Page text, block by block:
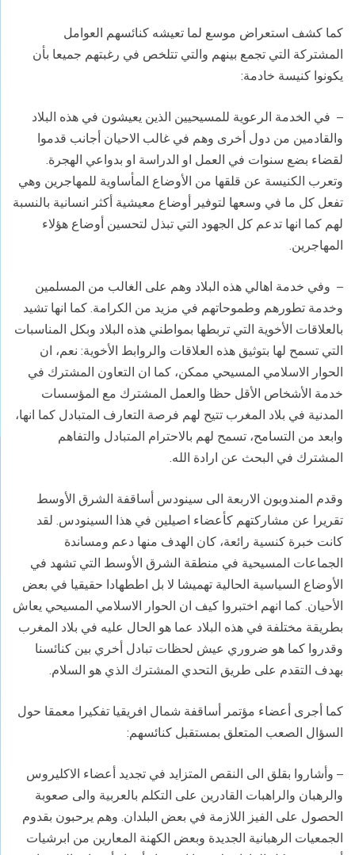
كما كشف استعراض موسع لما تعيشه كنائسهم العوامل
المشتركة التي تجمع بينهم والتي تتلخص في رغبتهم جميعا بأن
يكونوا كنيسة خادمة:
– في الخدمة الرعوية للمسيحيين الذين يعيشون في هذه البلاد
والقادمين من دول أخرى وهم في غالب الاحيان أجانب قدموا
لقضاء بضع سنوات في العمل او الدراسة او بدواعي الهجرة.
وتعرب الكنيسة عن قلقها من الأوضاع المأساوية للمهاجرين وهي
تفعل كل ما في وسعها لتوفير أوضاع معيشية أكثر انسانية بالنسبة
لهم كما انها تدعم كل الجهود التي تبذل لتحسين أوضاع هؤلاء
المهاجرين.
– وفي خدمة اهالي هذه البلاد وهم على الغالب من المسلمين
وخدمة تطورهم وطموحاتهم في مزيد من الكرامة. كما انها تشيد
بالعلاقات الأخوية التي تربطها بمواطني هذه البلاد وبكل المناسبات
التي تسمح لها بتوثيق هذه العلاقات والروابط الأخوية: نعم، ان
الحوار الاسلامي المسيحي ممكن، كما ان التعاون المشترك في
خدمة الأشخاص الأقل حظا والعمل المشترك مع المؤسسات
المدنية في بلاد المغرب تتيح لهم فرصة التعارف المتبادل كما انها،
وابعد من التسامح، تسمح لهم بالاحترام المتبادل والتفاهم
المشترك في البحث عن ارادة الله.
وقدم المندوبون الاربعة الى سينودس أساقفة الشرق الأوسط
تقريرا عن مشاركتهم كأعضاء اصيلين في هذا السينودس. لقد
كانت خبرة كنسية رائعة، كان الهدف منها دعم ومساندة
الجماعات المسيحية في منطقة الشرق الأوسط التي تشهد في
الأوضاع السياسية الحالية تهميشا لا بل اططهادا حقيقيا في بعض
الأحيان. كما انهم اختبروا كيف ان الحوار الاسلامي المسيحي يعاش
بطريقة مختلفة في هذه البلاد عما هو الحال عليه في بلاد المغرب
وقدروا كما هو ضروري عيش لحظات تبادل أخري بين كنائسنا
بهدف التقدم على طريق التحدي المشترك الذي هو السلام.
كما أجرى أعضاء مؤتمر أساقفة شمال افريقيا تفكيرا معمقا حول
السؤال الصعب المتعلق بمستقبل كنائسهم:
– وأشاروا بقلق الى النقص المتزايد في تجديد أعضاء الاكليروس
والرهبان والراهبات القادرين على التكلم بالعربية والى صعوبة
الحصول على الفيز اللازمة في بعض البلدان. وهم يرحبون بقدوم
الجمعيات الرهبانية الجديدة وبعض الكهنة المعارين من ابرشيات